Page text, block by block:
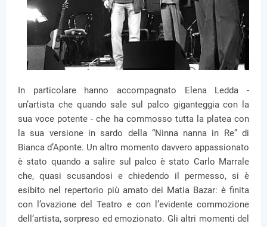
In particolare hanno accompagnato Elena Ledda -
un’artista che quando sale sul palco giganteggia con la
sua voce potente - che ha commosso tutta la platea con
la sua versione in sardo della “Ninna nanna in Re” di
Bianca d’Aponte. Un altro momento davvero appassionato
è stato quando a salire sul palco è stato Carlo Marrale
che, quasi scusandosi e chiedendo il permesso, si è
esibito nel repertorio più amato dei Matia Bazar: è finita
con l’ovazione del Teatro e con l’evidente commozione
dell’artista, sorpreso ed emozionato. Gli altri momenti del